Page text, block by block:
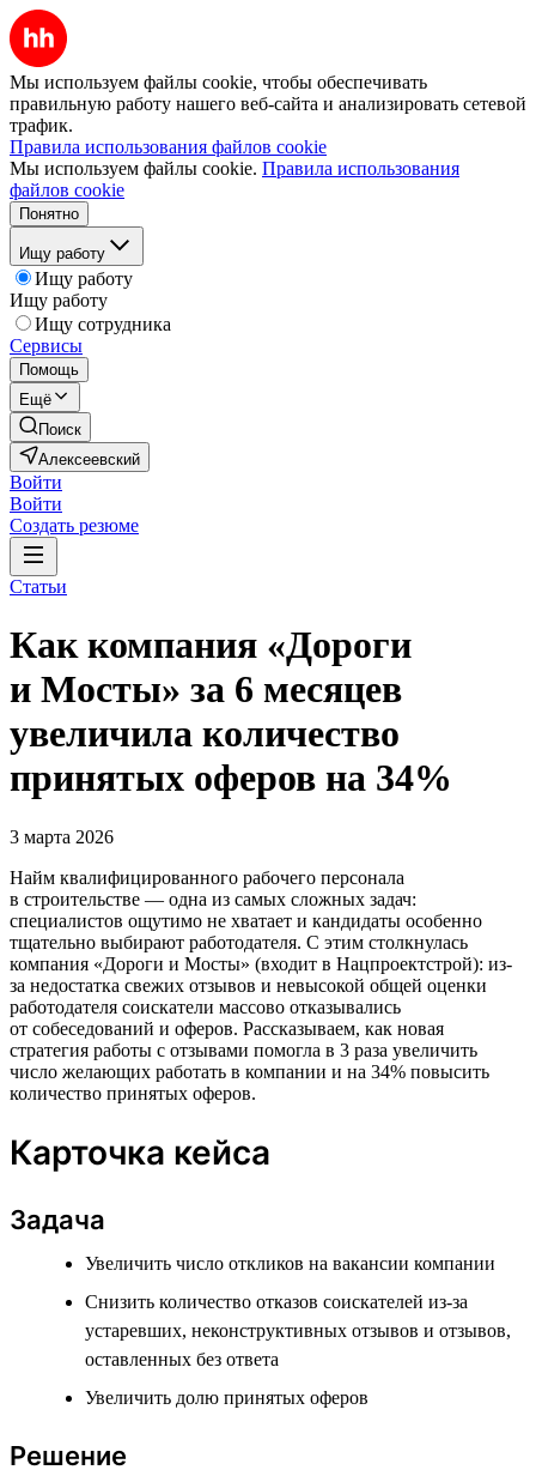
Мы используем файлы cookie, чтобы обеспечивать
правильную работу нашего веб-сайта и анализировать сетевой
трафик.
Правила использования файлов cookie
Мы используем файлы cookie. Правила использования
файлов cookie
Понятно
Ищу работу
Ищу работу
Ищу работу
Ищу сотрудника
Сервисы
Помощь
Ещё
Поиск
Алексеевский
Войти
Войти
Создать резюме
Статьи
Как компания «Дороги
и Мосты» за 6 месяцев
увеличила количество
принятых оферов на 34%
3 марта 2026
Найм квалифицированного рабочего персонала
в строительстве — одна из самых сложных задач:
специалистов ощутимо не хватает и кандидаты особенно
тщательно выбирают работодателя. С этим столкнулась
компания «Дороги и Мосты» (входит в Нацпроектстрой): из-
за недостатка свежих отзывов и невысокой общей оценки
работодателя соискатели массово отказывались
от собеседований и оферов. Рассказываем, как новая
стратегия работы с отзывами помогла в 3 раза увеличить
число желающих работать в компании и на 34% повысить
количество принятых оферов.
Карточка кейса
Задача
Увеличить число откликов на вакансии компании
Снизить количество отказов соискателей из-за
устаревших, неконструктивных отзывов и отзывов,
оставленных без ответа
Увеличить долю принятых оферов
Решение